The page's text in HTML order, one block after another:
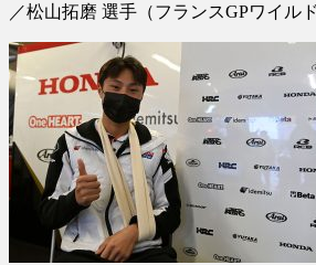
／松山拓磨 選手（フランスGPワイル